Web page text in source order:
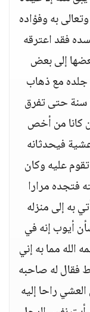
به وفؤاده
فقد اعترقه
إلى بعض
مع ذهاب
سنة حتى تفرق
كانا من أخص
فيحدثانه
عليه وكان
فتجده مرارا
به إلى منزله
أيوب إنه في
الله مما به إني
فقال له صاحبه
راحا إليه